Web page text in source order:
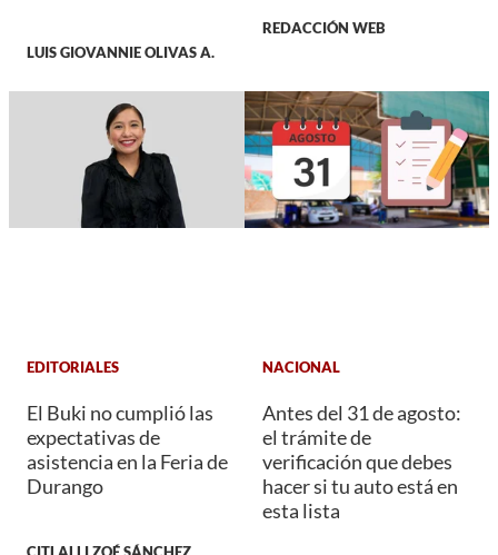
LUIS GIOVANNIE OLIVAS A.
REDACCIÓN WEB
EDITORIALES
El Buki no cumplió las
expectativas de
asistencia en la Feria de
Durango
CITLALLI ZOÉ SÁNCHEZ
NACIONAL
Antes del 31 de agosto:
el trámite de
verificación que debes
hacer si tu auto está en
esta lista